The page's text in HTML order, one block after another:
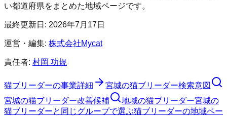
い都道府県をまとめた地域ページです。
最終更新日: 2026年7月17日
運営・編集: 株式会社Mycat
責任者: 村岡 功規
猫ブリーダーの事業詳細
宮城の猫ブリーダー検索意図
宮城の猫ブリーダー改善候補
地域の猫ブリーダー宮城の
猫ブリーダーと同じグループで選ぶ猫ブリーダーの地域ペー